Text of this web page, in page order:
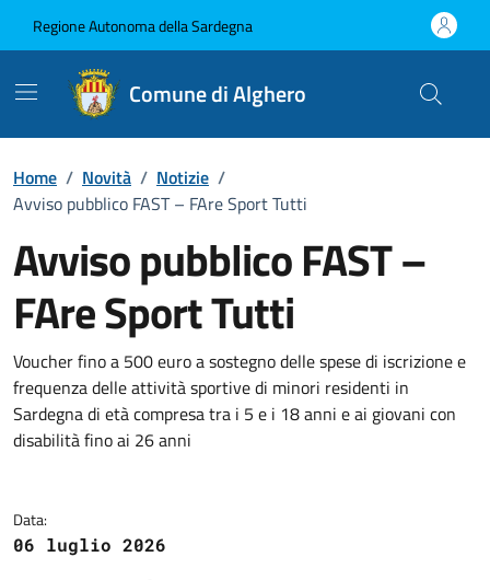
Regione Autonoma della Sardegna
Comune di Alghero
Home / Novità / Notizie /
Avviso pubblico FAST – FAre Sport Tutti
Avviso pubblico FAST –
FAre Sport Tutti
Dettagli della notizia
Voucher fino a 500 euro a sostegno delle spese di iscrizione e
frequenza delle attività sportive di minori residenti in
Sardegna di età compresa tra i 5 e i 18 anni e ai giovani con
disabilità fino ai 26 anni
Data:
06 luglio 2026